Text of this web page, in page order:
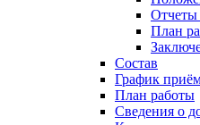
План
Состав
График
План работы
Сведения о